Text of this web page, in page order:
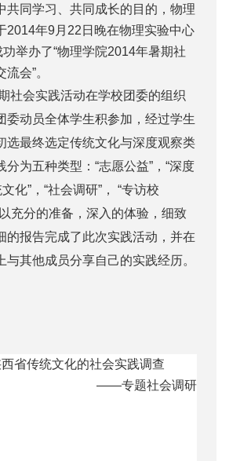
共同学习、共同成长的目的，物理
2014年9月22日晚在物理实验中心
举办了“物理学院2014年暑期社
会”。
社会实践活动在学校团委的组织
委动员全体学生积参加，经过学生
选最终选定传统文化与深度观察类
分为五种类型：“志愿公益”，“深度
化”，“社会调研”， “专访校
充分的准备，深入的体验，细致
的报告完成了此次实践活动，并在
与其他成员分享自己的实践经历。
省传统文化的社会实践调查
——专题社会调研